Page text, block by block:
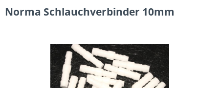
Norma Schlauchverbinder 10mm